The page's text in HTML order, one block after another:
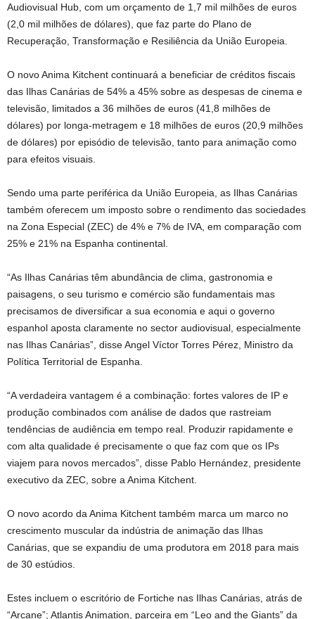
Audiovisual Hub, com um orçamento de 1,7 mil milhões de euros
(2,0 mil milhões de dólares), que faz parte do Plano de
Recuperação, Transformação e Resiliência da União Europeia.
O novo Anima Kitchent continuará a beneficiar de créditos fiscais
das Ilhas Canárias de 54% a 45% sobre as despesas de cinema e
televisão, limitados a 36 milhões de euros (41,8 milhões de
dólares) por longa-metragem e 18 milhões de euros (20,9 milhões
de dólares) por episódio de televisão, tanto para animação como
para efeitos visuais.
Sendo uma parte periférica da União Europeia, as Ilhas Canárias
também oferecem um imposto sobre o rendimento das sociedades
na Zona Especial (ZEC) de 4% e 7% de IVA, em comparação com
25% e 21% na Espanha continental.
“As Ilhas Canárias têm abundância de clima, gastronomia e
paisagens, o seu turismo e comércio são fundamentais mas
precisamos de diversificar a sua economia e aqui o governo
espanhol aposta claramente no sector audiovisual, especialmente
nas Ilhas Canárias”, disse Angel Víctor Torres Pérez, Ministro da
Política Territorial de Espanha.
“A verdadeira vantagem é a combinação: fortes valores de IP e
produção combinados com análise de dados que rastreiam
tendências de audiência em tempo real. Produzir rapidamente e
com alta qualidade é precisamente o que faz com que os IPs
viajem para novos mercados”, disse Pablo Hernández, presidente
executivo da ZEC, sobre a Anima Kitchent.
O novo acordo da Anima Kitchent também marca um marco no
crescimento muscular da indústria de animação das Ilhas
Canárias, que se expandiu de uma produtora em 2018 para mais
de 30 estúdios.
Estes incluem o escritório de Fortiche nas Ilhas Canárias, atrás de
“Arcane”; Atlantis Animation, parceira em “Leo and the Giants” da